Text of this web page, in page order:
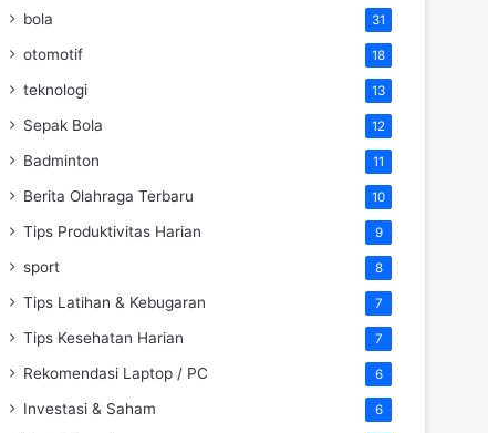
bola 31
otomotif 18
teknologi 13
Sepak Bola 12
Badminton 11
Berita Olahraga Terbaru 10
Tips Produktivitas Harian 9
sport 8
Tips Latihan & Kebugaran 7
Tips Kesehatan Harian 7
Rekomendasi Laptop / PC 6
Investasi & Saham 6